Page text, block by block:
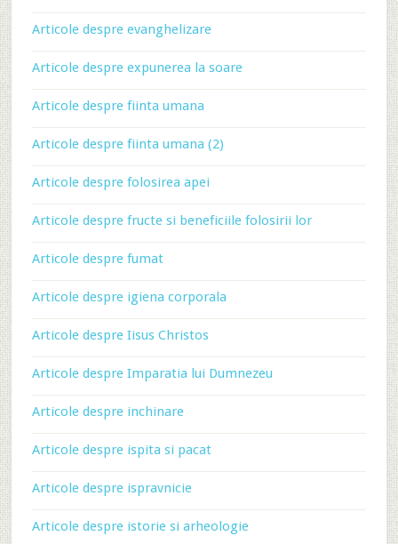
Articole despre evanghelizare
Articole despre expunerea la soare
Articole despre fiinta umana
Articole despre fiinta umana (2)
Articole despre folosirea apei
Articole despre fructe si beneficiile folosirii lor
Articole despre fumat
Articole despre igiena corporala
Articole despre Iisus Christos
Articole despre Imparatia lui Dumnezeu
Articole despre inchinare
Articole despre ispita si pacat
Articole despre ispravnicie
Articole despre istorie si arheologie